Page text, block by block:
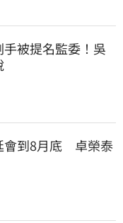
被提名監委！吳
到8月底　卓榮泰